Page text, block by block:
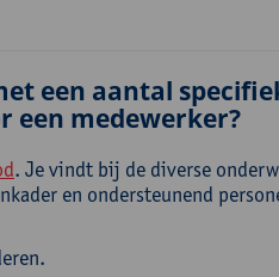
een aantal
een medewerker?
. Je vindt bij de diverse
en ondersteunend